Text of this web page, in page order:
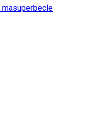
masuperbecle